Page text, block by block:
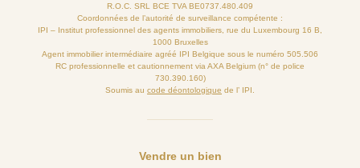
R.O.C. SRL BCE TVA BE0737.480.409
Coordonnées de l’autorité de surveillance compétente :
IPI – Institut professionnel des agents immobiliers, rue du Luxembourg 16 B,
1000 Bruxelles
Agent immobilier intermédiaire agréé IPI Belgique sous le numéro 505.506
RC professionnelle et cautionnement via AXA Belgium (n° de police
730.390.160)
Soumis au code déontologique de l’ IPI.
Vendre un bien